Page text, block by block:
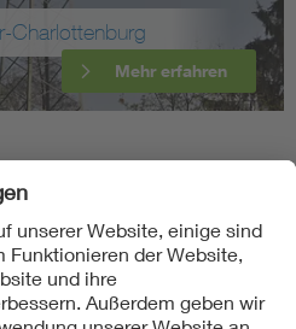
Charlottenburg
Mehr erfahren